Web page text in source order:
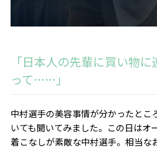
「日本人の先輩に買い物
って……」
中村選手の美容事情が分かったとこ
いても聞いてみました。この日はオ
着こなしが素敵な中村選手。相当な